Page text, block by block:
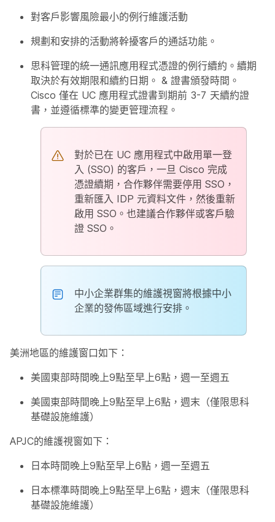
對客戶影響風險最小的例行維護活動
規劃和安排的活動將幹擾客戶的通話功能。
思科管理的統一通訊應用程式憑證的例行續約。續期
取決於有效期限和續約日期。 & 證書頒發時間。
Cisco 僅在 UC 應用程式證書到期前 3-7 天續約證
書，並遵循標準的變更管理流程。
對於已在 UC 應用程式中啟用單一登
入 (SSO) 的客戶，一旦 Cisco 完成
憑證續期，合作夥伴需要停用 SSO，
重新匯入 IDP 元資料文件，然後重新
啟用 SSO。也建議合作夥伴或客戶驗
證 SSO。
中小企業群集的維護視窗將根據中小
企業的發佈區域進行安排。
美洲地區的維護窗口如下：
美國東部時間晚上9點至早上6點，週一至週五
美國東部時間晚上9點至早上6點，週末（僅限思科
基礎設施維護）
APJC的維護視窗如下：
日本時間晚上9點至早上6點，週一至週五
日本標準時間晚上9點至早上6點，週末（僅限思科
基礎設施維護）